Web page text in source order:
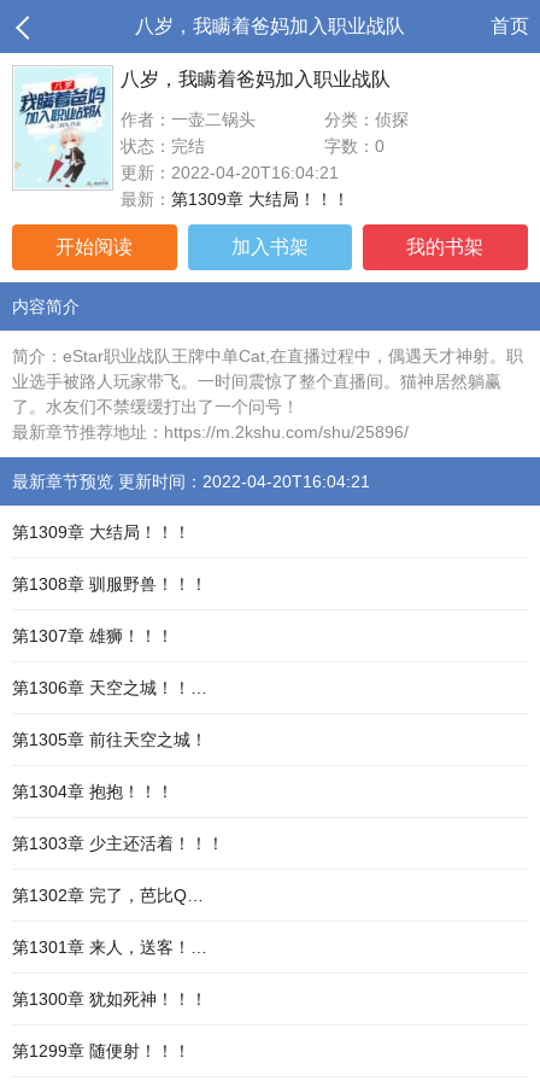
八岁，我瞒着爸妈加入职业战队 首页
八岁，我瞒着爸妈加入职业战队
作者：一壶二锅头
分类：侦探
状态：完结
字数：0
更新：2022-04-20T16:04:21
最新： 第1309章 大结局！！！
开始阅读 加入书架 我的书架
内容简介
简介：eStar职业战队王牌中单Cat,在直播过程中，偶遇天才神射。职
业选手被路人玩家带飞。一时间震惊了整个直播间。猫神居然躺赢
了。水友们不禁缓缓打出了一个问号！
最新章节推荐地址：https://m.2kshu.com/shu/25896/
最新章节预览 更新时间：2022-04-20T16:04:21
第1309章 大结局！！！
第1308章 驯服野兽！！！
第1307章 雄狮！！！
第1306章 天空之城！！…
第1305章 前往天空之城！
第1304章 抱抱！！！
第1303章 少主还活着！！！
第1302章 完了，芭比Q…
第1301章 来人，送客！…
第1300章 犹如死神！！！
第1299章 随便射！！！